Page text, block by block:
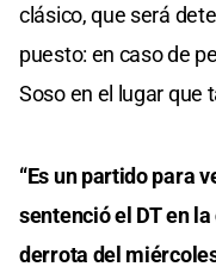
clásico, que será
puesto: en caso de
Soso en el lugar que
“Es un partido para
sentenció el DT en
derrota del